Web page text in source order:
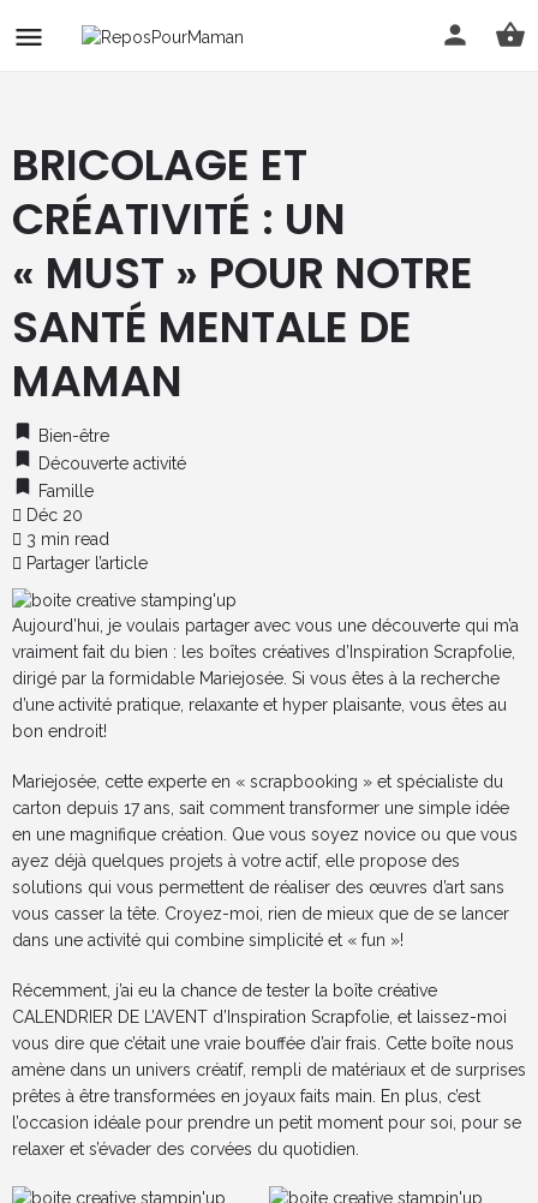
BRICOLAGE ET
CRÉATIVITÉ : UN
« MUST » POUR NOTRE
SANTÉ MENTALE DE
MAMAN
Bien-être
Découverte activité
Famille
Déc 20
3 min read
Partager l’article
Aujourd’hui, je voulais partager avec vous une découverte qui m’a
vraiment fait du bien : les boîtes créatives d’Inspiration Scrapfolie,
dirigé par la formidable Mariejosée. Si vous êtes à la recherche
d’une activité pratique, relaxante et hyper plaisante, vous êtes au
bon endroit!
Mariejosée, cette experte en « scrapbooking » et spécialiste du
carton depuis 17 ans, sait comment transformer une simple idée
en une magnifique création. Que vous soyez novice ou que vous
ayez déjà quelques projets à votre actif, elle propose des
solutions qui vous permettent de réaliser des œuvres d’art sans
vous casser la tête. Croyez-moi, rien de mieux que de se lancer
dans une activité qui combine simplicité et « fun »!
Récemment, j’ai eu la chance de tester la boîte créative
CALENDRIER DE L’AVENT d’Inspiration Scrapfolie, et laissez-moi
vous dire que c’était une vraie bouffée d’air frais. Cette boîte nous
amène dans un univers créatif, rempli de matériaux et de surprises
prêtes à être transformées en joyaux faits main. En plus, c’est
l’occasion idéale pour prendre un petit moment pour soi, pour se
relaxer et s’évader des corvées du quotidien.